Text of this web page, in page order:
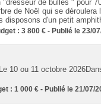
"dresseur de bulles " pour
de Noël qui se déroulera
disposons d'un petit
: 3 800 € - Publié le 23/
10 ou 11 octobre
: 1 000 € - Publié le 21/07/